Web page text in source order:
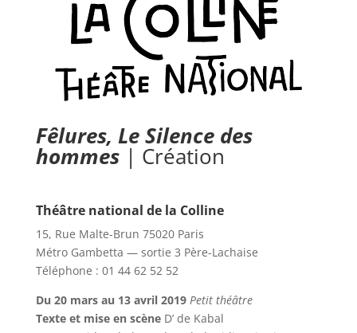
Fêlures, Le Silence des
hommes | Création
Théâtre national de la Colline
15, Rue Malte-Brun 75020 Paris
Métro Gambetta — sortie 3 Père-Lachaise
Téléphone : 01 44 62 52 52
Du 20 mars au 13 avril 2019 Petit théâtre
Texte et mise en scèneD’ de Kabal